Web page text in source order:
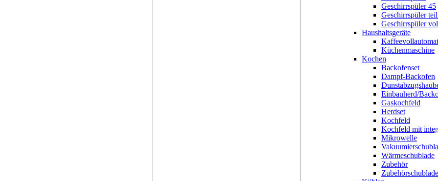
Geschirrspüler 45
Geschirrspüler
Geschirrspüler
Haushaltsgeräte
Küchenmaschine
Kochen
Backofenset
Dampf-Backofen
Einbauherd/
Gaskochfeld
Herdset
Kochfeld
Kochfeld mit
Mikrowelle
Wärmeschublade
Zubehör
Zubehörschublade